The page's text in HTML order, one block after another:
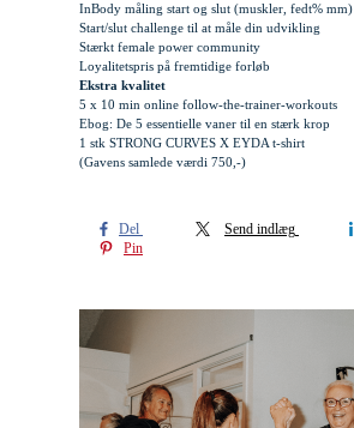
InBody måling start og slut (muskler, fedt% mm)
Start/slut challenge til at måle din udvikling
Stærkt female power community
Loyalitetspris på fremtidige forløb
Ekstra kvalitet
5 x 10 min online follow-the-trainer-workouts
Ebog: De 5 essentielle vaner til en stærk krop
1 stk STRONG CURVES X EYDA t-shirt
(Gavens samlede værdi 750,-)
Del Send indlæg
Pin